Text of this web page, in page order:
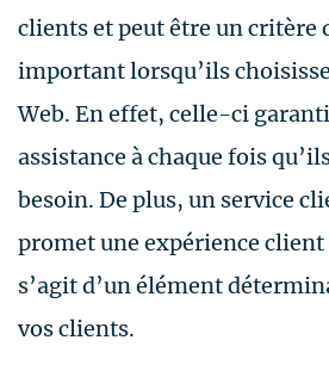
clients et peut être un critère
important lorsqu’ils
Web. En effet, celle-ci
assistance à chaque fois
besoin. De plus, un service
promet une expérience
s’agit d’un élément
vos clients.